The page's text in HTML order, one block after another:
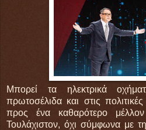
Μπορεί τα ηλεκτρικά
πρωτοσέλιδα και στις
προς ένα καθαρότερο
Τουλάχιστον, όχι σύμφωνα με